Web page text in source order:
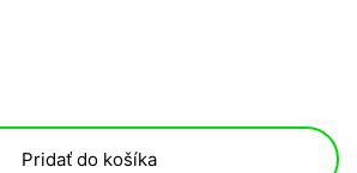
Pridať do košíka